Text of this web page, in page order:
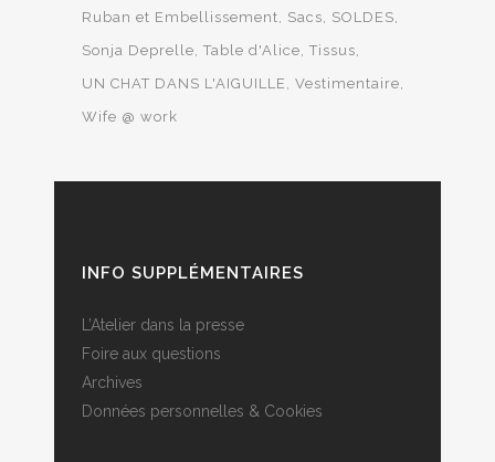
Ruban et Embellissement
Sacs
SOLDES
Sonja Deprelle Table d'Alice Tissus
UN CHAT DANS L'AIGUILLE Vestimentaire
Wife @ work
INFO SUPPLÉMENTAIRES
L’Atelier dans la presse
Foire aux questions
Archives
Données personnelles & Cookies